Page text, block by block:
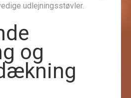
udlejningsstøvler.
og